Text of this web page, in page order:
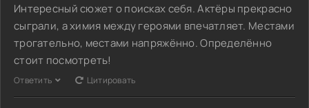
Интересный сюжет о поисках себя. Актёры прекрасно
сыграли, а химия между героями впечатляет. Местами
трогательно, местами напряжённо. Определённо
стоит посмотреть!
Ответить Цитировать